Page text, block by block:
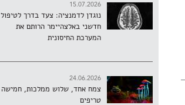
15.07.2026
נוגדן לדמנציה: צעד בדרך לטיפול
חדשני באלצהיימר הרותם את
המערכת החיסונית
24.06.2026
צמח אחד, שלוש ממלכות, חמישה
טריפים